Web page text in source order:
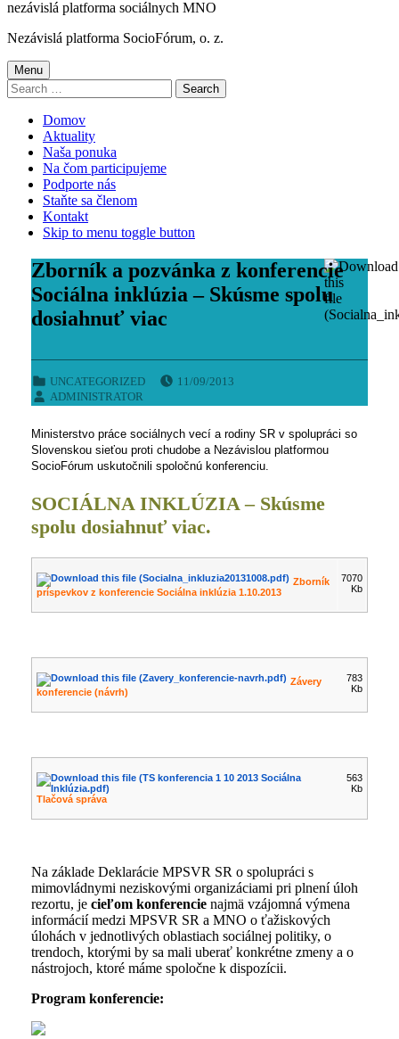
nezávislá platforma sociálnych MNO
Nezávislá platforma SocioFórum, o. z.
Menu
Search
for:
Domov
Aktuality
Naša ponuka
Na čom participujeme
Podporte nás
Staňte sa členom
Kontakt
Skip to menu toggle button
Zborník a pozvánka z konferencie
Sociálna inklúzia – Skúsme spolu
dosiahnuť viac
CATEGORIZED IN:
UNCATEGORIZED
POSTED ON:
11/09/2013
WRITTEN BY:
ADMINISTRATOR
Ministerstvo práce sociálnych vecí a rodiny SR v spolupráci so
Slovenskou sieťou proti chudobe a Nezávislou platformou
SocioFórum uskutočnili spoločnú konferenciu.
SOCIÁLNA INKLÚZIA – Skúsme
spolu dosiahnuť viac.
Zborník
príspevkov z konferencie Sociálna inklúzia 1.10.2013
7070
Kb
Závery
konferencie (návrh)
783
Kb
Tlačová správa
563
Kb
Na základe Deklarácie MPSVR SR o spolupráci s
mimovládnymi neziskovými organizáciami pri plnení úloh
rezortu, je cieľom konferencienajmä vzájomná výmena
informácií medzi MPSVR SR a MNO o ťažiskových
úlohách v jednotlivých oblastiach sociálnej politiky, o
trendoch, ktorými by sa mali uberať konkrétne zmeny a o
nástrojoch, ktoré máme spoločne k dispozícii.
Program konferencie: